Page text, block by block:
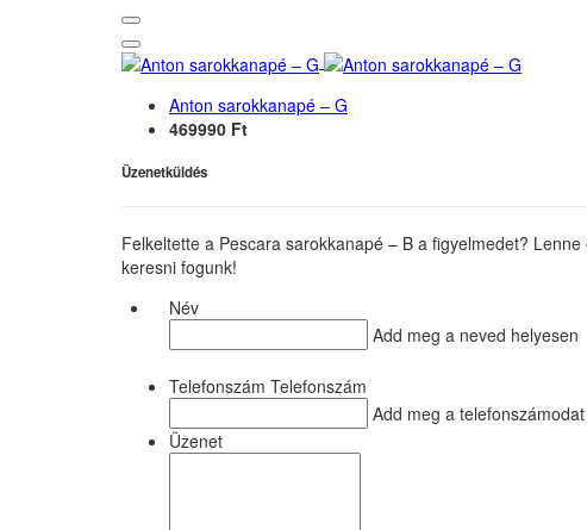
Anton sarokkanapé – G
469990 Ft
Üzenetküldés
Felkeltette a Pescara sarokkanapé – B a figyelmedet?
keresni fogunk!
Név
Add meg a neved helyesen
Telefonszám Telefonszám
Add meg a
Üzenet